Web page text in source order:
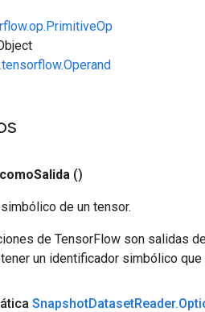
comoSalida ()
de un tensor.
de TensorFlow son salidas
un identificador simbólico
SnapshotDatasetReader.